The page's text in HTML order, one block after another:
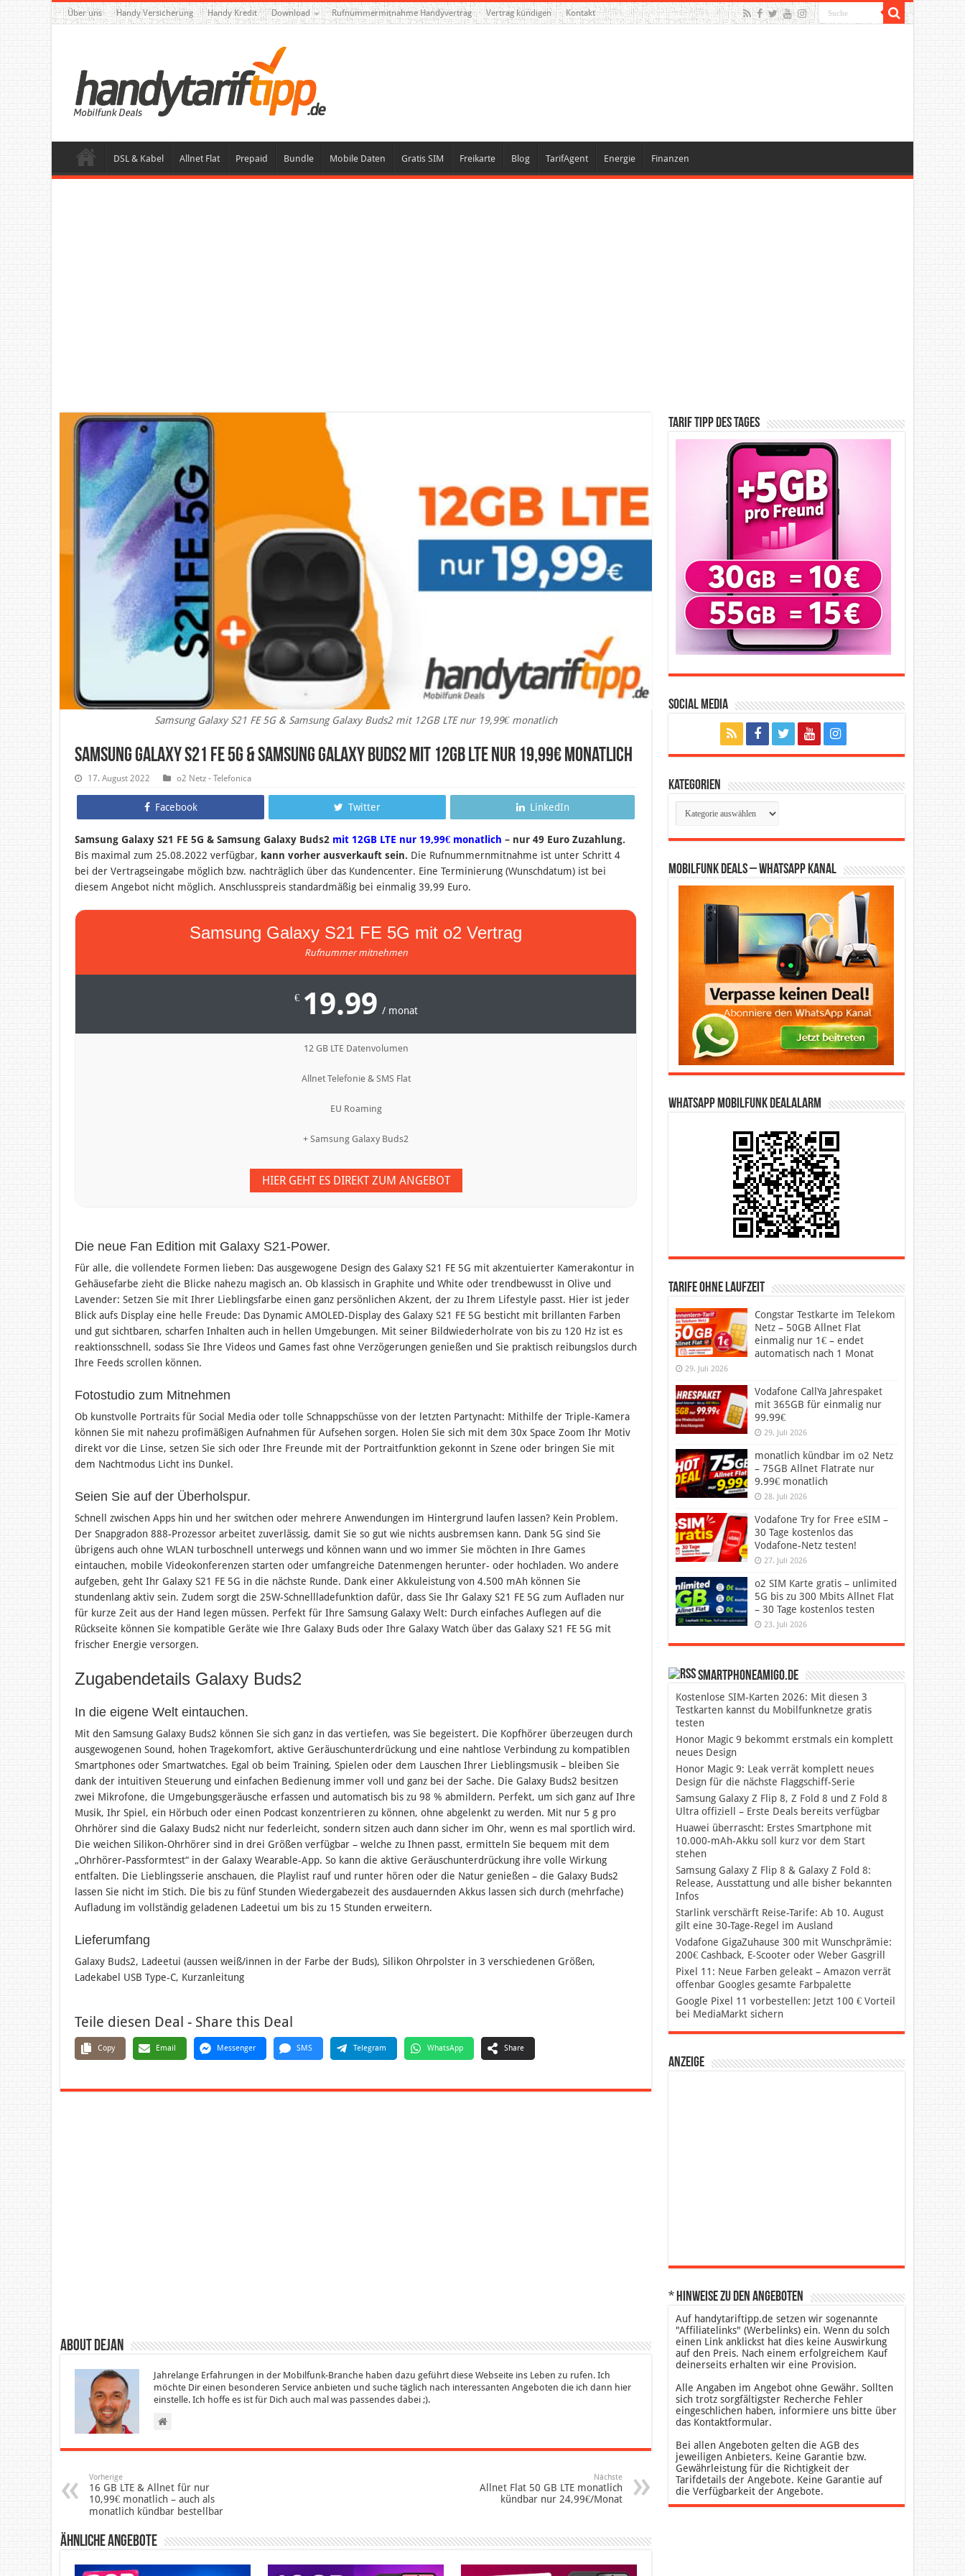
Über uns Handy Versicherung Handy Kredit Download Rufnummermitnahme Handyvertrag Vertrag kündigen Kontakt
DSL & Kabel Allnet Flat Prepaid Bundle Mobile Daten Gratis SIM Freikarte Blog TarifAgent Energie Finanzen
Samsung Galaxy S21 FE 5G & Samsung Galaxy Buds2 mit 12GB LTE nur 19,99€ monatlich
Samsung Galaxy S21 FE 5G & Samsung Galaxy Buds2 mit 12GB LTE nur 19,99€ monatlich
17. August 2022 o2 Netz - Telefonica
Facebook Twitter LinkedIn
Samsung Galaxy S21 FE 5G & Samsung Galaxy Buds2 mit 12GB LTE nur 19,99€ monatlich – nur 49 Euro Zuzahlung.
Bis maximal zum 25.08.2022 verfügbar, kann vorher ausverkauft sein. Die Rufnummernmitnahme ist unter Schritt 4
bei der Vertragseingabe möglich bzw. nachträglich über das Kundencenter. Eine Terminierung (Wunschdatum) ist bei
diesem Angebot nicht möglich. Anschlusspreis standardmäßig bei einmalig 39,99 Euro.
Samsung Galaxy S21 FE 5G mit o2 Vertrag
Rufnummer mitnehmen
€ 19.99 / monat
12 GB LTE Datenvolumen
Allnet Telefonie & SMS Flat
EU Roaming
+ Samsung Galaxy Buds2
HIER GEHT ES DIREKT ZUM ANGEBOT
Die neue Fan Edition mit Galaxy S21-Power.
Für alle, die vollendete Formen lieben: Das ausgewogene Design des Galaxy S21 FE 5G mit akzentuierter Kamerakontur in
Gehäusefarbe zieht die Blicke nahezu magisch an. Ob klassisch in Graphite und White oder trendbewusst in Olive und
Lavender: Setzen Sie mit Ihrer Lieblingsfarbe einen ganz persönlichen Akzent, der zu Ihrem Lifestyle passt. Hier ist jeder
Blick aufs Display eine helle Freude: Das Dynamic AMOLED-Display des Galaxy S21 FE 5G besticht mit brillanten Farben
und gut sichtbaren, scharfen Inhalten auch in hellen Umgebungen. Mit seiner Bildwiederholrate von bis zu 120 Hz ist es
reaktionsschnell, sodass Sie Ihre Videos und Games fast ohne Verzögerungen genießen und Sie praktisch reibungslos durch
Ihre Feeds scrollen können.
Fotostudio zum Mitnehmen
Ob kunstvolle Portraits für Social Media oder tolle Schnappschüsse von der letzten Partynacht: Mithilfe der Triple-Kamera
können Sie mit nahezu profimäßigen Aufnahmen für Aufsehen sorgen. Holen Sie sich mit dem 30x Space Zoom Ihr Motiv
direkt vor die Linse, setzen Sie sich oder Ihre Freunde mit der Portraitfunktion gekonnt in Szene oder bringen Sie mit
dem Nachtmodus Licht ins Dunkel.
Seien Sie auf der Überholspur.
Schnell zwischen Apps hin und her switchen oder mehrere Anwendungen im Hintergrund laufen lassen? Kein Problem.
Der Snapgradon 888-Prozessor arbeitet zuverlässig, damit Sie so gut wie nichts ausbremsen kann. Dank 5G sind Sie
übrigens auch ohne WLAN turboschnell unterwegs und können wann und wo immer Sie möchten in Ihre Games
eintauchen, mobile Videokonferenzen starten oder umfangreiche Datenmengen herunter- oder hochladen. Wo andere
aufgeben, geht Ihr Galaxy S21 FE 5G in die nächste Runde. Dank einer Akkuleistung von 4.500 mAh können Sie
stundenlang aktiv sein. Zudem sorgt die 25W-Schnellladefunktion dafür, dass Sie Ihr Galaxy S21 FE 5G zum Aufladen nur
für kurze Zeit aus der Hand legen müssen. Perfekt für Ihre Samsung Galaxy Welt: Durch einfaches Auflegen auf die
Rückseite können Sie kompatible Geräte wie Ihre Galaxy Buds oder Ihre Galaxy Watch über das Galaxy S21 FE 5G mit
frischer Energie versorgen.
Zugabendetails Galaxy Buds2
In die eigene Welt eintauchen.
Mit den Samsung Galaxy Buds2 können Sie sich ganz in das vertiefen, was Sie begeistert. Die Kopfhörer überzeugen durch
ausgewogenen Sound, hohen Tragekomfort, aktive Geräuschunterdrückung und eine nahtlose Verbindung zu kompatiblen
Smartphones oder Smartwatches. Egal ob beim Training, Spielen oder dem Lauschen Ihrer Lieblingsmusik – bleiben Sie
dank der intuitiven Steuerung und einfachen Bedienung immer voll und ganz bei der Sache. Die Galaxy Buds2 besitzen
zwei Mikrofone, die Umgebungsgeräusche erfassen und automatisch bis zu 98 % abmildern. Perfekt, um sich ganz auf Ihre
Musik, Ihr Spiel, ein Hörbuch oder einen Podcast konzentrieren zu können, ohne abgelenkt zu werden. Mit nur 5 g pro
Ohrhörer sind die Galaxy Buds2 nicht nur federleicht, sondern sitzen auch dann sicher im Ohr, wenn es mal sportlich wird.
Die weichen Silikon-Ohrhörer sind in drei Größen verfügbar – welche zu Ihnen passt, ermitteln Sie bequem mit dem
„Ohrhörer-Passformtest“ in der Galaxy Wearable-App. So kann die aktive Geräuschunterdrückung ihre volle Wirkung
entfalten. Die Lieblingsserie anschauen, die Playlist rauf und runter hören oder die Natur genießen – die Galaxy Buds2
lassen Sie nicht im Stich. Die bis zu fünf Stunden Wiedergabezeit des ausdauernden Akkus lassen sich durch (mehrfache)
Aufladung im vollständig geladenen Ladeetui um bis zu 15 Stunden erweitern.
Lieferumfang
Galaxy Buds2, Ladeetui (aussen weiß/innen in der Farbe der Buds), Silikon Ohrpolster in 3 verschiedenen Größen,
Ladekabel USB Type-C, Kurzanleitung
Teile diesen Deal - Share this Deal
Copy Email Messenger SMS Telegram WhatsApp Share
About Dejan
Jahrelange Erfahrungen in der Mobilfunk-Branche haben dazu geführt diese Webseite ins Leben zu rufen. Ich
möchte Dir einen besonderen Service anbieten und suche täglich nach interessanten Angeboten die ich dann hier
einstelle. Ich hoffe es ist für Dich auch mal was passendes dabei ;).
Vorherige
16 GB LTE & Allnet für nur
10,99€ monatlich – auch als
monatlich kündbar bestellbar
Nächste
Allnet Flat 50 GB LTE monatlich
kündbar nur 24,99€/Monat
Ähnliche Angebote
Tarif Tipp des Tages
Social Media
Kategorien
Kategorien
Mobilfunk Deals – WhatsApp Kanal
WhatsApp Mobilfunk DealAlarm
Tarife ohne Laufzeit
Congstar Testkarte im Telekom
Netz – 50GB Allnet Flat
einmalig nur 1€ – endet
automatisch nach 1 Monat
29. Juli 2026
Vodafone CallYa Jahrespaket
mit 365GB für einmalig nur
99.99€
29. Juli 2026
monatlich kündbar im o2 Netz
– 75GB Allnet Flatrate nur
9.99€ monatlich
28. Juli 2026
Vodafone Try for Free eSIM –
30 Tage kostenlos das
Vodafone-Netz testen!
27. Juli 2026
o2 SIM Karte gratis – unlimited
5G bis zu 300 Mbits Allnet Flat
– 30 Tage kostenlos testen
23. Juli 2026
SmartphoneAmigo.de
Kostenlose SIM-Karten 2026: Mit diesen 3
Testkarten kannst du Mobilfunknetze gratis
testen
Honor Magic 9 bekommt erstmals ein komplett
neues Design
Honor Magic 9: Leak verrät komplett neues
Design für die nächste Flaggschiff-Serie
Samsung Galaxy Z Flip 8, Z Fold 8 und Z Fold 8
Ultra offiziell – Erste Deals bereits verfügbar
Huawei überrascht: Erstes Smartphone mit
10.000-mAh-Akku soll kurz vor dem Start
stehen
Samsung Galaxy Z Flip 8 & Galaxy Z Fold 8:
Release, Ausstattung und alle bisher bekannten
Infos
Starlink verschärft Reise-Tarife: Ab 10. August
gilt eine 30-Tage-Regel im Ausland
Vodafone GigaZuhause 300 mit Wunschprämie:
200€ Cashback, E-Scooter oder Weber Gasgrill
Pixel 11: Neue Farben geleakt – Amazon verrät
offenbar Googles gesamte Farbpalette
Google Pixel 11 vorbestellen: Jetzt 100 € Vorteil
bei MediaMarkt sichern
Anzeige
* Hinweise zu den Angeboten
Auf handytariftipp.de setzen wir sogenannte
"Affiliatelinks" (Werbelinks) ein. Wenn du solch
einen Link anklickst hat dies keine Auswirkung
auf den Preis. Nach einem erfolgreichem Kauf
deinerseits erhalten wir eine Provision.
Alle Angaben im Angebot ohne Gewähr. Sollten
sich trotz sorgfältigster Recherche Fehler
eingeschlichen haben, informiere uns bitte über
das Kontaktformular.
Bei allen Angeboten gelten die AGB des
jeweiligen Anbieters. Keine Garantie bzw.
Gewährleistung für die Richtigkeit der
Tarifdetails der Angebote. Keine Garantie auf
die Verfügbarkeit der Angebote.